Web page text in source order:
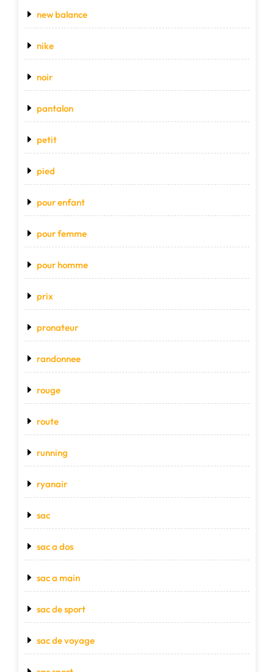
new balance
nike
noir
pantalon
petit
pied
pour enfant
pour femme
pour homme
prix
pronateur
randonnee
rouge
route
running
ryanair
sac
sac a dos
sac a main
sac de sport
sac de voyage